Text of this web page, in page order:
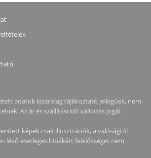
adatok kizárólag tájékoztató jellegűek, nem
Az ár és szállítási idő változás jogát
képek csak illusztrációk, a valóságtól
lévő esetleges hibákért felelősséget nem